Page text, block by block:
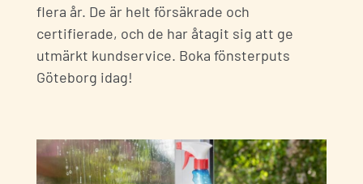
flera år. De är helt försäkrade och
certifierade, och de har åtagit sig att ge
utmärkt kundservice. Boka fönsterputs
Göteborg idag!